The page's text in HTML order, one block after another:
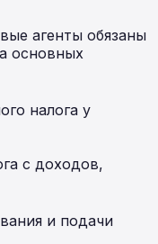
агенты обязаны
основных
налога у
с доходов,
и подачи